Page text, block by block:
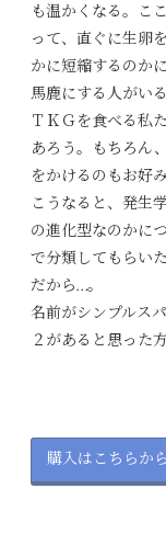
も温かくなる。こ
って、直ぐに生卵
かに短縮するのか
馬鹿にする人がい
ＴＫＧを食べる私
あろう。もちろん
をかけるのもお好み
こうなると、発生
の進化型なのかに
で分類してもらい
だから…。
名前がシンプルス
２があると思った
購入はこちらから